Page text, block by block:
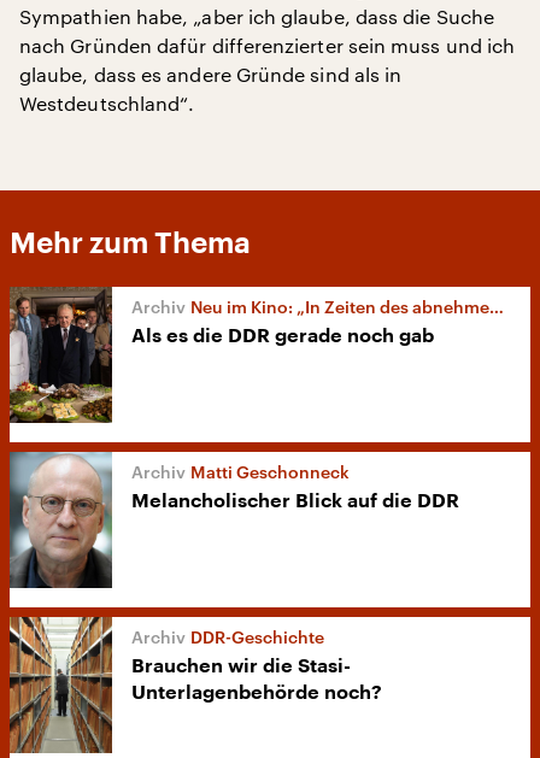
Sympathien habe, „aber ich glaube, dass die Suche
nach Gründen dafür differenzierter sein muss und ich
glaube, dass es andere Gründe sind als in
Westdeutschland“.
Mehr zum Thema
Neu im Kino: „In Zeiten des abnehmenden Lichts“
Als es die DDR gerade noch gab
Matti Geschonneck
Melancholischer Blick auf die DDR
DDR-Geschichte
Brauchen wir die Stasi-
Unterlagenbehörde noch?